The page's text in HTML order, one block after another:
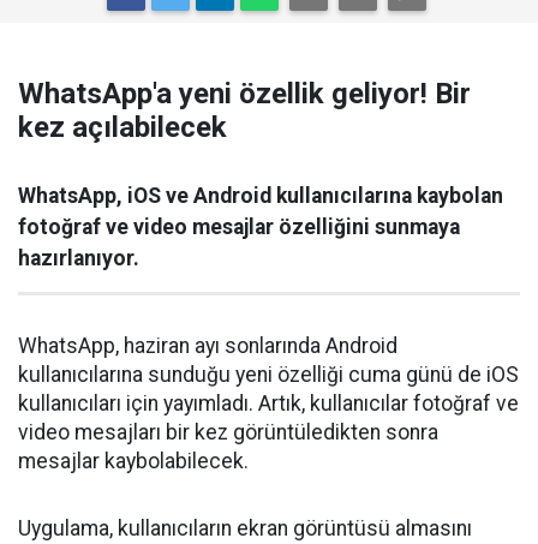
WhatsApp'a yeni özellik geliyor! Bir
kez açılabilecek
WhatsApp, iOS ve Android kullanıcılarına kaybolan
fotoğraf ve video mesajlar özelliğini sunmaya
hazırlanıyor.
WhatsApp, haziran ayı sonlarında Android
kullanıcılarına sunduğu yeni özelliği cuma günü de iOS
kullanıcıları için yayımladı. Artık, kullanıcılar fotoğraf ve
video mesajları bir kez görüntüledikten sonra
mesajlar kaybolabilecek.
Uygulama, kullanıcıların ekran görüntüsü almasını